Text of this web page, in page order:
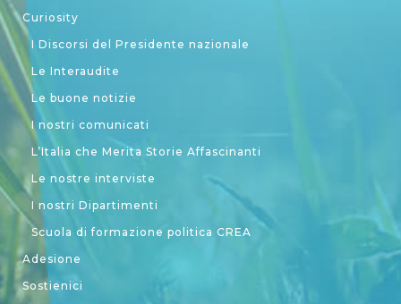
Curiosity
I Discorsi del Presidente nazionale
Le Interaudite
Le buone notizie
I nostri comunicati
L’Italia che Merita Storie Affascinanti
Le nostre interviste
I nostri Dipartimenti
Scuola di formazione politica CREA
Adesione
Sostienici